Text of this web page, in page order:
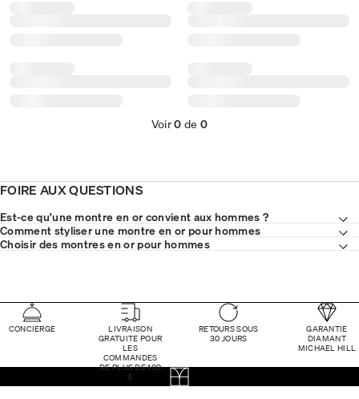
Voir0 de 0
FOIRE AUX QUESTIONS
Est-ce qu'une montre en or convient aux hommes ?
Comment styliser une montre en or pour hommes
Choisir des montres en or pour hommes
CONCIERGE
LIVRAISON
GRATUITE POUR
LES
COMMANDES
DE PLUS DE 100
$
RETOURS SOUS
30 JOURS
GARANTIE
DIAMANT
MICHAEL HILL